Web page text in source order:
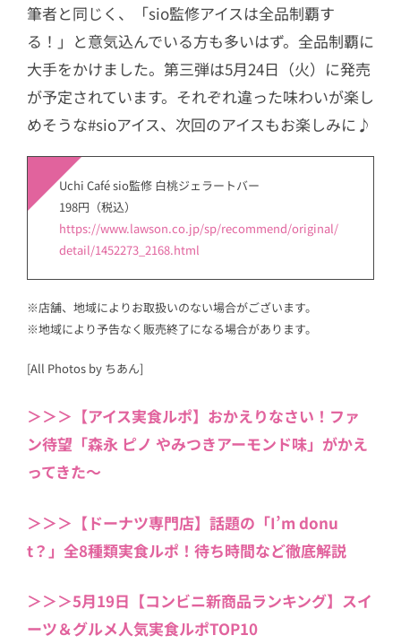
筆者と同じく、「sio監修アイスは全品制覇す
る！」と意気込んでいる方も多いはず。全品制覇に
大手をかけました。第三弾は5月24日（火）に発売
が予定されています。それぞれ違った味わいが楽し
めそうな#sioアイス、次回のアイスもお楽しみに♪
Uchi Café sio監修 白桃ジェラートバー
198円（税込）
https://www.lawson.co.jp/sp/recommend/original/
detail/1452273_2168.html
※店舗、地域によりお取扱いのない場合がございます。
※地域により予告なく販売終了になる場合があります。
[All Photos by ちあん]
＞＞＞【アイス実食ルポ】おかえりなさい！ファ
ン待望「森永 ピノ やみつきアーモンド味」がかえ
ってきた～
＞＞＞【ドーナツ専門店】話題の「I’m donu
t？」全8種類実食ルポ！待ち時間など徹底解説
＞＞＞5月19日【コンビニ新商品ランキング】スイ
ーツ＆グルメ人気実食ルポTOP10